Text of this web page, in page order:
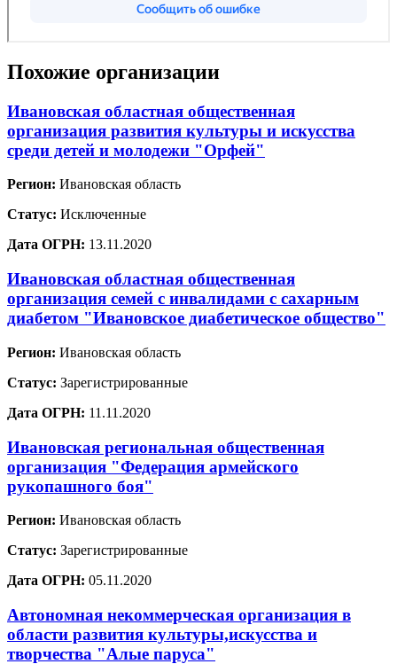
Похожие организации
Ивановская областная общественная
организация развития культуры и искусства
среди детей и молодежи "Орфей"
Регион: Ивановская область
Статус: Исключенные
Дата ОГРН: 13.11.2020
Ивановская областная общественная
организация семей с инвалидами с сахарным
диабетом "Ивановское диабетическое общество"
Регион: Ивановская область
Статус: Зарегистрированные
Дата ОГРН: 11.11.2020
Ивановская региональная общественная
организация "Федерация армейского
рукопашного боя"
Регион: Ивановская область
Статус: Зарегистрированные
Дата ОГРН: 05.11.2020
Автономная некоммерческая организация в
области развития культуры,искусства и
творчества "Алые паруса"